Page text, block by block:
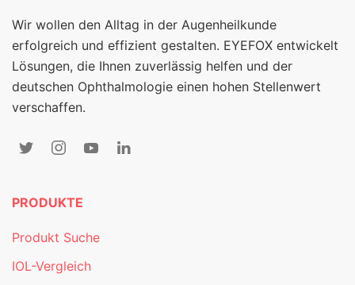
Wir wollen den Alltag in der Augenheilkunde
erfolgreich und effizient gestalten. EYEFOX entwickelt
Lösungen, die Ihnen zuverlässig helfen und der
deutschen Ophthalmologie einen hohen Stellenwert
verschaffen.
PRODUKTE
Produkt Suche
IOL-Vergleich